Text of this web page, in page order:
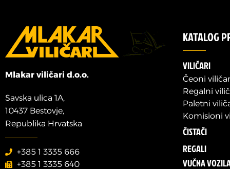
Mlakar viličari d.o.o.
Savska ulica 1A,
10437 Bestovje,
Republika Hrvatska
+385 1 3335 666
+385 1 3335 640
KATALOG
VILIČARI
Čeoni
Regalni
Paletni
Komisioni
ČISTAČI
REGALI
VUČNA